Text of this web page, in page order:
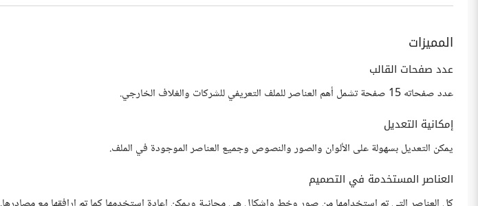
المميزات
عدد صفحات القالب
عدد صفحاته 15 صفحة تشمل أهم العناصر للملف التعريفي للشركات والغلاف الخارجي.
إمكانية التعديل
يمكن التعديل بسهولة على الألوان والصور والنصوص وجميع العناصر الموجودة في الملف.
العناصر المستخدمة في التصميم